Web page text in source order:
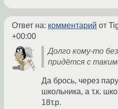
Ответ на: комментарий от
+00:00
Долго кому-то
придётся с
Да брось, через
школьника, а т.к.
18т.р.